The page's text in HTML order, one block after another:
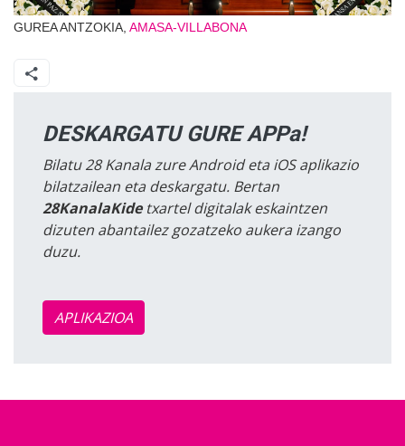
GUREA ANTZOKIA, AMASA-VILLABONA
DESKARGATU GURE APPa!
Bilatu 28 Kanala zure Android eta iOS aplikazio
bilatzailean eta deskargatu. Bertan
28KanalaKidetxartel digitalak eskaintzen
dizuten abantailez gozatzeko aukera izango
duzu.
APLIKAZIOA